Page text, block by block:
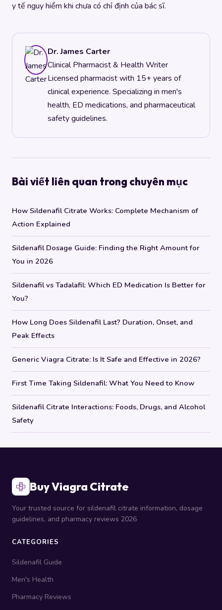
y tế nguy hiểm khi chưa có chỉ định của bác sĩ.
Dr. James Carter
Clinical Pharmacist & Health Writer
Licensed pharmacist with 15+ years of
clinical experience. Specializing in men's
health, ED medications, and pharmaceutical
safety guidelines.
Bài viết liên quan trong chuyên mục
How Sildenafil Citrate Works: Complete Mechanism of
Action Explained
Sildenafil Dosage Guide: Finding the Right Amount for
You in 2026
Sildenafil vs Tadalafil: Which ED Medication Is Better for
You?
How Long Does Sildenafil Last? Duration, Onset, and
Peak Effects
Generic Viagra Citrate: Is It Safe and Effective in 2026?
First Time Taking Sildenafil: What You Need to Know
Sildenafil Citrate Interactions: Foods, Drugs, and Alcohol
Safety
Buy Viagra Citrate
Your trusted source for sildenafil citrate information, dosage
guidelines, and pharmacy reviews 2026
CATEGORIES
Sildenafil Guide
Men's Health
Pharmacy Reviews